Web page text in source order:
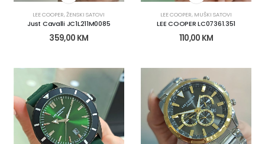
LEE COOPER,ŽENSKI SATOVI
Just Cavalli JC1L211M0085
359,00 KM
LEE COOPER, MUŠKI SATOVI
LEE COOPER LC07361.351
110,00 KM